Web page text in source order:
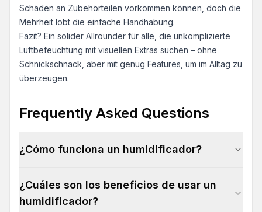
Schäden an Zubehörteilen vorkommen können, doch die
Mehrheit lobt die einfache Handhabung.
Fazit? Ein solider Allrounder für alle, die unkomplizierte
Luftbefeuchtung mit visuellen Extras suchen – ohne
Schnickschnack, aber mit genug Features, um im Alltag zu
überzeugen.
Frequently Asked Questions
¿Cómo funciona un humidificador?
¿Cuáles son los beneficios de usar un
humidificador?